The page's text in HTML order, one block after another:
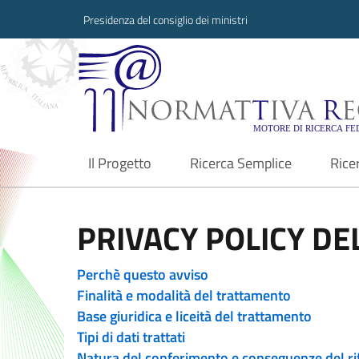
Presidenza del consiglio dei ministri
Normattiva
Il Progetto
current Ricerca Semplice
PRIVACY POLICY
Perchè questo avviso
Finalità e modalità del trattamento
Base giuridica e liceità del trattamento
Tipi di dati trattati